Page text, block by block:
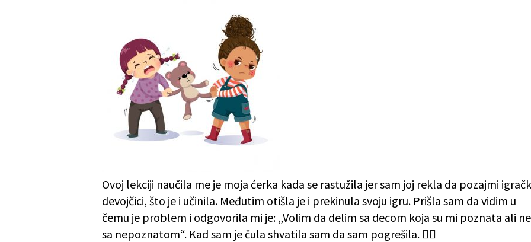
Ovoj lekciji naučila me je moja ćerka kada se rastužila jer sam joj rekla da pozajmi
devojčici, što je i učinila. Međutim otišla je i prekinula svoju igru. Prišla sam da vidim u
čemu je problem i odgovorila mi je: „Volim da delim sa decom koja su mi poznata ali
sa nepoznatom“. Kad sam je čula shvatila sam da sam pogrešila. 🤦‍♀️